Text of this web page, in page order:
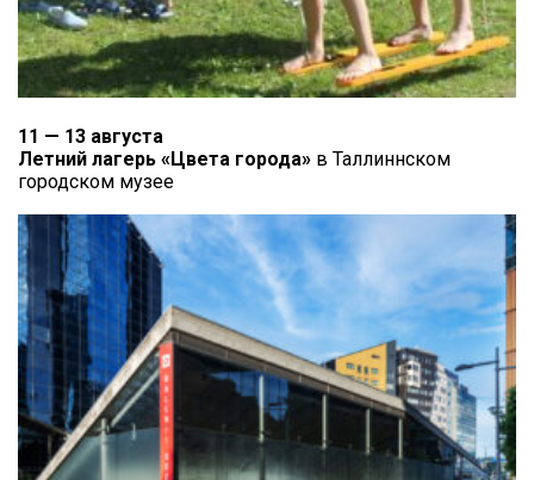
11 — 13 августа
Летний лагерь «Цвета города» в Таллиннском
городском музее